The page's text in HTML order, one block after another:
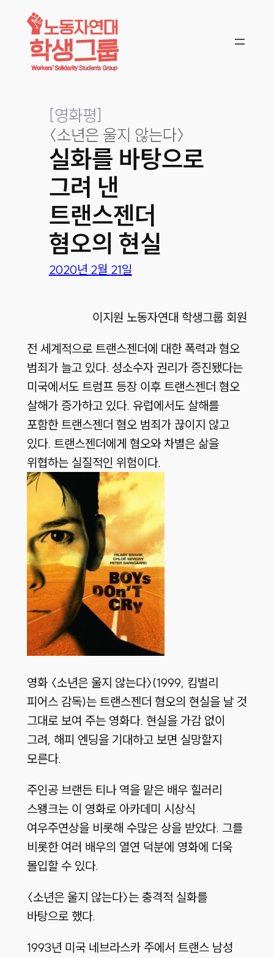
콘텐츠로
바로가기
[영화평]
〈소년은 울지 않는다〉
실화를 바탕으로
그려 낸
트랜스젠더
혐오의 현실
2020년 2월 21일
이지원 노동자연대 학생그룹 회원
전 세계적으로 트랜스젠더에 대한 폭력과 혐오
범죄가 늘고 있다. 성소수자 권리가 증진됐다는
미국에서도 트럼프 등장 이후 트랜스젠더 혐오
살해가 증가하고 있다. 유럽에서도 살해를
포함한 트랜스젠더 혐오 범죄가 끊이지 않고
있다. 트랜스젠더에게 혐오와 차별은 삶을
위협하는 실질적인 위험이다.
영화 〈소년은 울지 않는다〉(1999, 킴벌리
피어스 감독)는 트랜스젠더 혐오의 현실을 날 것
그대로 보여 주는 영화다. 현실을 가감 없이
그려, 해피 엔딩을 기대하고 보면 실망할지
모른다.
주인공 브랜든 티나 역을 맡은 배우 힐러리
스왱크는 이 영화로 아카데미 시상식
여우주연상을 비롯해 수많은 상을 받았다. 그를
비롯한 여러 배우의 열연 덕분에 영화에 더욱
몰입할 수 있다.
〈소년은 울지 않는다〉는 충격적 실화를
바탕으로 했다.
1993년 미국 네브라스카 주에서 트랜스 남성